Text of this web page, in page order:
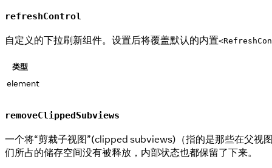
refreshControl
自定义的下拉刷新组件。设置后将覆盖默认的内置
类型
element
removeClippedSubviews
一个将“剪裁子视图”(clipped subviews)（指的是那些在父视
们所占的储存空间没有被释放，内部状态也都保留了下来。